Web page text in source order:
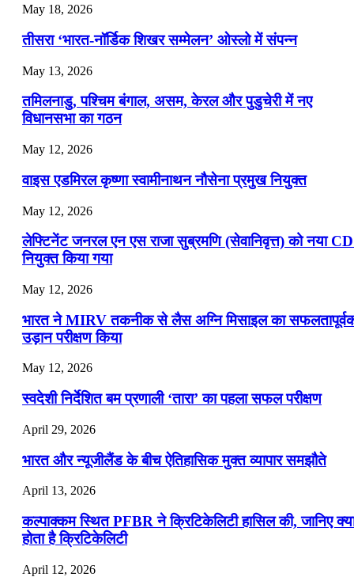
July 22, 2026
📝 डेली करेंट अफेयर्स: 19-21 जुलाई 2026
July 19, 2026
📝 डेली करेंट अफेयर्स: 16-18 जुलाई 2026
May 18, 2026
तीसरा ‘भारत-नॉर्डिक शिखर सम्मेलन’ ओस्लो में संपन्न
May 13, 2026
तमिलनाडु, पश्चिम बंगाल, असम, केरल और पुडुचेरी में नए
विधानसभा का गठन
May 12, 2026
वाइस एडमिरल कृष्णा स्वामीनाथन नौसेना प्रमुख नियुक्त
May 12, 2026
लेफ्टिनेंट जनरल एन एस राजा सुब्रमणि (सेवानिवृत्त) को नया
नियुक्त किया गया
May 12, 2026
भारत ने MIRV तकनीक से लैस अग्नि मिसाइल का
उड़ान परीक्षण किया
May 12, 2026
स्वदेशी निर्देशित बम प्रणाली ‘तारा’ का पहला सफल परीक्षण
April 29, 2026
भारत और न्यूजीलैंड के बीच ऐतिहासिक मुक्त व्यापार समझौते
April 13, 2026
कल्पाक्कम स्थित PFBR ने क्रिटिकेलिटी हासिल की, जानिए
होता है क्रिटिकेलिटी
April 12, 2026